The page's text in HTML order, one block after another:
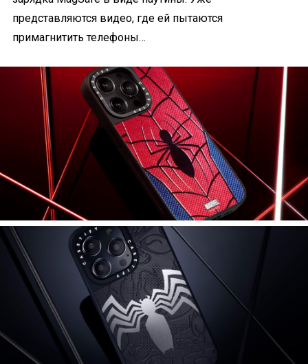
представляются видео, где ей пытаются
примагнитить телефоны…